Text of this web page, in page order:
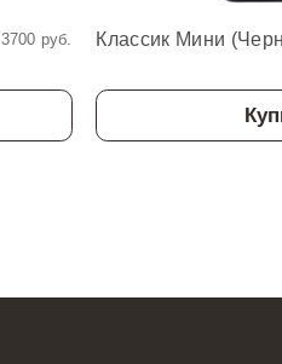
3700 руб. Классик Мини